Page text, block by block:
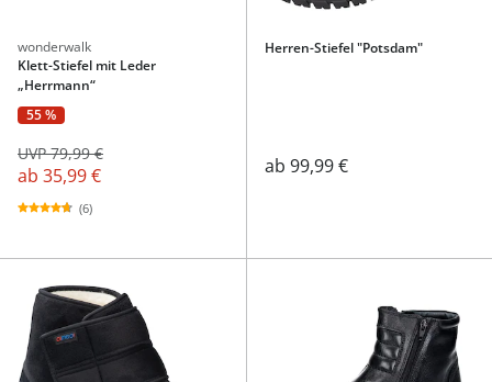
wonderwalk
Klett-Stiefel mit Leder
„Herrmann“
55 %
ab 35,99 €
UVP 79,99 €
(6)
Herren-Stiefel "Potsdam"
ab 99,99 €